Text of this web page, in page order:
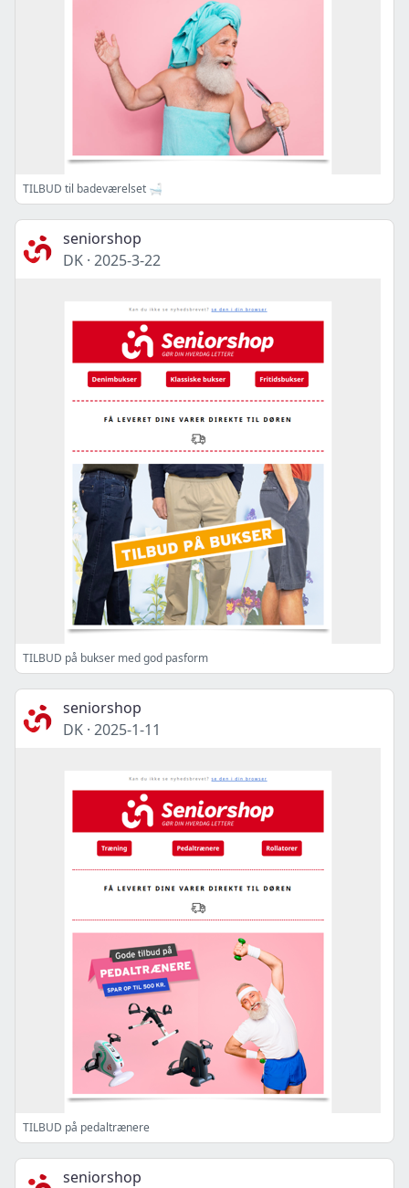
TILBUD til badeværelset 🛁
seniorshop
DK · 2025-3-22
TILBUD på bukser med god pasform
seniorshop
DK · 2025-1-11
TILBUD på pedaltrænere
seniorshop